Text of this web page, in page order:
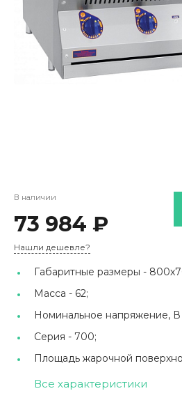
В наличии
73 984 ₽
Нашли дешевле?
Габаритные размеры -
Масса - 62;
Номинальное напряжение,
Серия - 700;
Площадь жарочной
Все характеристики